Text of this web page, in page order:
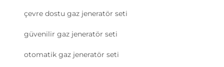
çevre dostu gaz jeneratör seti
güvenilir gaz jeneratör seti
otomatik gaz jeneratör seti